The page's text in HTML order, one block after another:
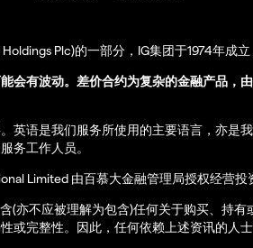
Plc)的一部分，IG集团于1974年成
会有波动。差价合约为复杂的金融产品
英语是我们服务所使用的主要语言，亦是
务工作人员。
Limited 由百慕大金融管理局授权经营投
(亦不应被理解为包含)任何关于购买、持
或完整性。因此，任何依赖上述资讯的